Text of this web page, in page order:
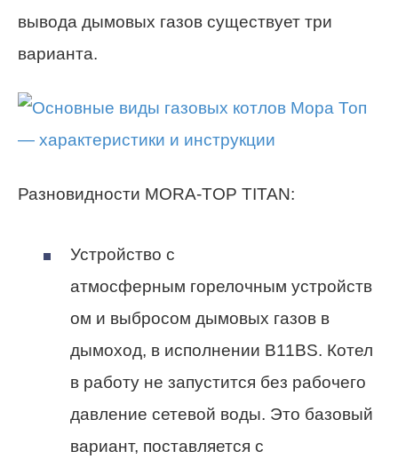
вывода дымовых газов существует три
варианта.
Разновидности MORA-TOP TITAN:
Устройство с
атмосферным горелочным устройств
ом и выбросом дымовых газов в
дымоход, в исполнении B11BS. Котел
в работу не запустится без рабочего
давление сетевой воды. Это базовый
вариант, поставляется с